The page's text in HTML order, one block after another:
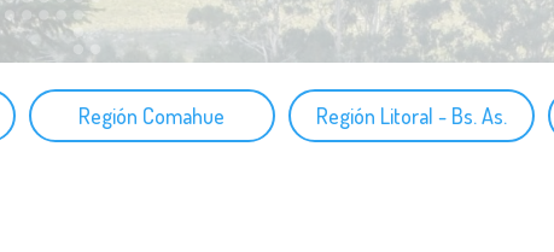
Región Comahue Región Litoral - Bs. As.